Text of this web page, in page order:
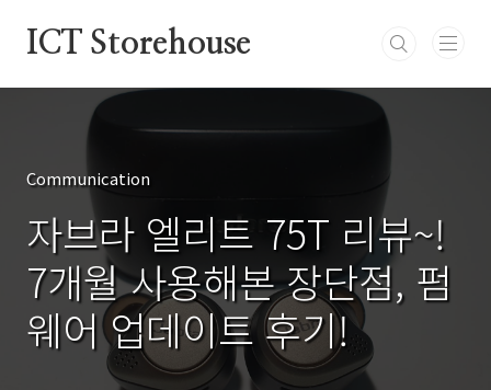
ICT Storehouse
Communication
자브라 엘리트 75T 리뷰~!
7개월 사용해본 장단점, 펌
웨어 업데이트 후기!